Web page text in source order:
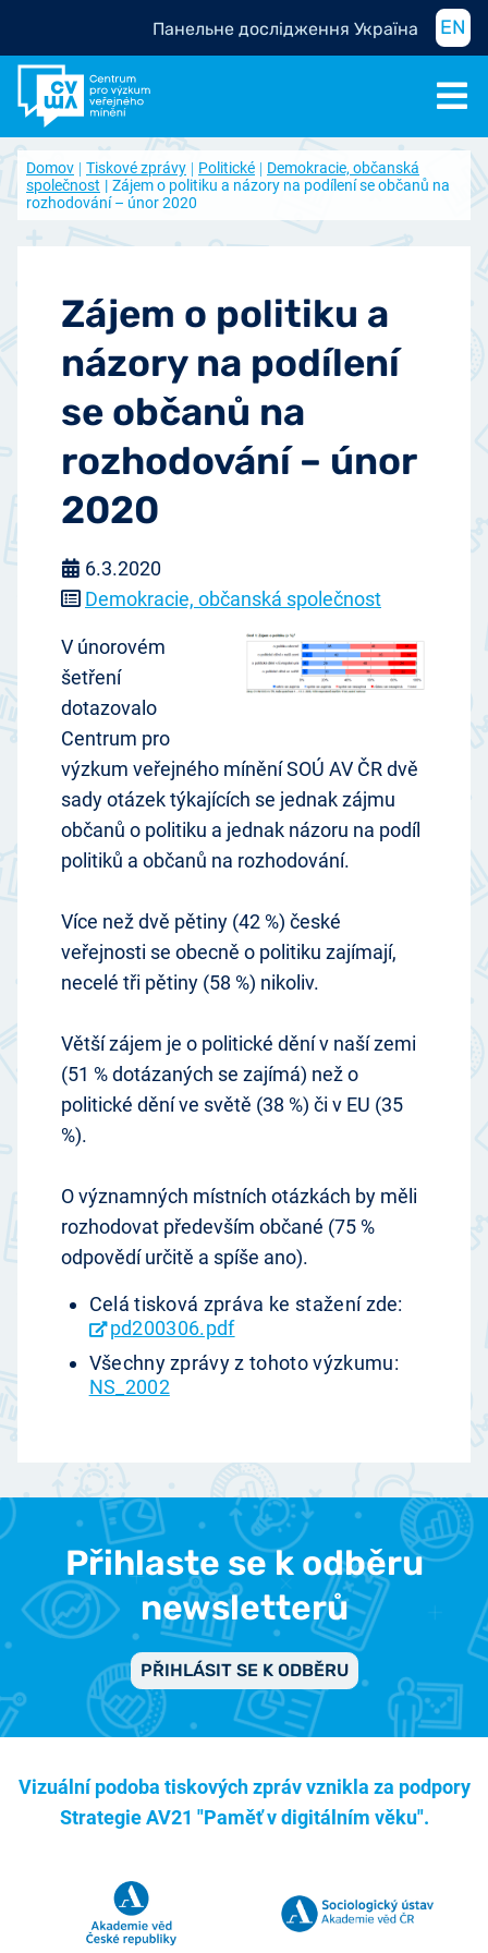
Панельне дослідження Україна EN
Domov Tiskové zprávy Politické
Demokracie, občanská
společnost
Zájem o politiku a názory na podílení se občanů na
rozhodování – únor 2020
Zájem o politiku a
názory na podílení
se občanů na
rozhodování – únor
2020
6.3.2020
Demokracie, občanská společnost
V únorovém
šetření
dotazovalo
Centrum pro
výzkum veřejného mínění SOÚ AV ČR dvě
sady otázek týkajících se jednak zájmu
občanů o politiku a jednak názoru na podíl
politiků a občanů na rozhodování.
Více než dvě pětiny (42 %) české
veřejnosti se obecně o politiku zajímají,
necelé tři pětiny (58 %) nikoliv.
Větší zájem je o politické dění v naší zemi
(51 % dotázaných se zajímá) než o
politické dění ve světě (38 %) či v EU (35
%).
O významných místních otázkách by měli
rozhodovat především občané (75 %
odpovědí určitě a spíše ano).
Celá tisková zpráva ke stažení zde:
pd200306.pdf
Všechny zprávy z tohoto výzkumu:
NS_2002
Přihlaste se k odběru
newsletterů
PŘIHLÁSIT SE K ODBĚRU
Vizuální podoba tiskových zpráv vznikla za podpory
Strategie AV21 "Paměť v digitálním věku".